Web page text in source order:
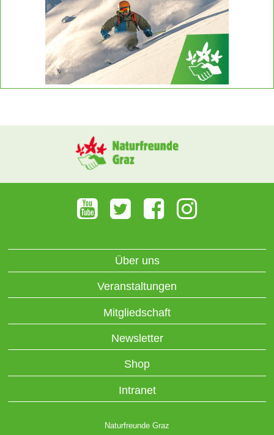
Über uns
Veranstaltungen
Mitgliedschaft
Newsletter
Shop
Intranet
Naturfreunde Graz